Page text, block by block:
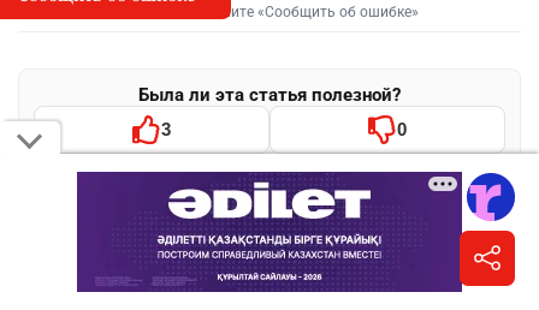
Выделите фрагмент и нажмите «Сообщить об ошибке»
Была ли эта статья полезной?
3 0
WhatsApp Telegram